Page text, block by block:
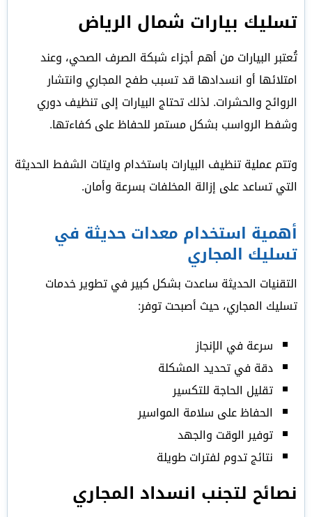
تسليك بيارات شمال الرياض
تُعتبر البيارات من أهم أجزاء شبكة الصرف الصحي، وعند
امتلائها أو انسدادها قد تسبب طفح المجاري وانتشار
الروائح والحشرات. لذلك تحتاج البيارات إلى تنظيف دوري
وشفط الرواسب بشكل مستمر للحفاظ على كفاءتها.
وتتم عملية تنظيف البيارات باستخدام وايتات الشفط الحديثة
التي تساعد على إزالة المخلفات بسرعة وأمان.
أهمية استخدام معدات حديثة في
تسليك المجاري
التقنيات الحديثة ساعدت بشكل كبير في تطوير خدمات
تسليك المجاري، حيث أصبحت توفر:
سرعة في الإنجاز
دقة في تحديد المشكلة
تقليل الحاجة للتكسير
الحفاظ على سلامة المواسير
توفير الوقت والجهد
نتائج تدوم لفترات طويلة
نصائح لتجنب انسداد المجاري